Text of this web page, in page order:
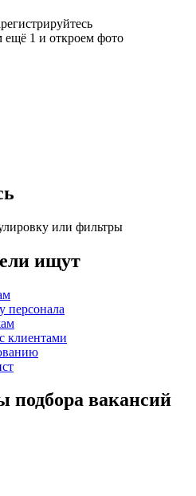
ещё 1 и откроем фото
или фильтры
ищут
персонала
клиентами
вакансий